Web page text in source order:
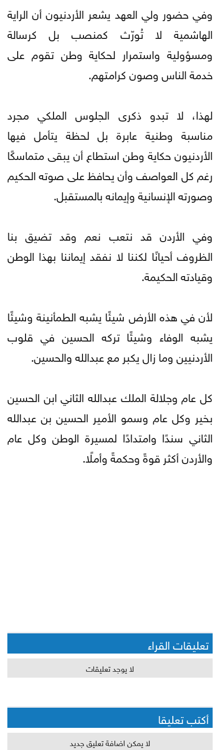
وفي حضور ولي العهد يشعر الأردنيون أن الراية
الهاشمية لا تُورّث كمنصب بل كرسالة
ومسؤولية واستمرار لحكاية وطن تقوم على
خدمة الناس وصون كرامتهم.
لهذا، لا تبدو ذكرى الجلوس الملكي مجرد
مناسبة وطنية عابرة بل لحظة يتأمل فيها
الأردنيون حكاية وطن استطاع أن يبقى متماسكًا
رغم كل العواصف وأن يحافظ على صوته الحكيم
وصورته الإنسانية وإيمانه بالمستقبل.
وفي الأردن قد نتعب نعم وقد تضيق بنا
الظروف أحيانًا لكننا لا نفقد إيماننا بهذا الوطن
وقيادته الحكيمة.
لأن في هذه الأرض شيئًا يشبه الطمأنينة وشيئًا
يشبه الوفاء وشيئًا تركه الحسين في قلوب
الأردنيين وما زال يكبر مع عبدالله والحسين.
كل عام وجلالة الملك عبدالله الثاني ابن الحسين
بخير وكل عام وسمو الأمير الحسين بن عبدالله
الثاني سندًا وامتدادًا لمسيرة الوطن وكل عام
والأردن أكثر قوةً وحكمةً وأملًا.
تعليقات القراء
لا يوجد تعليقات
أكتب تعليقا
لا يمكن اضافة تعليق جديد